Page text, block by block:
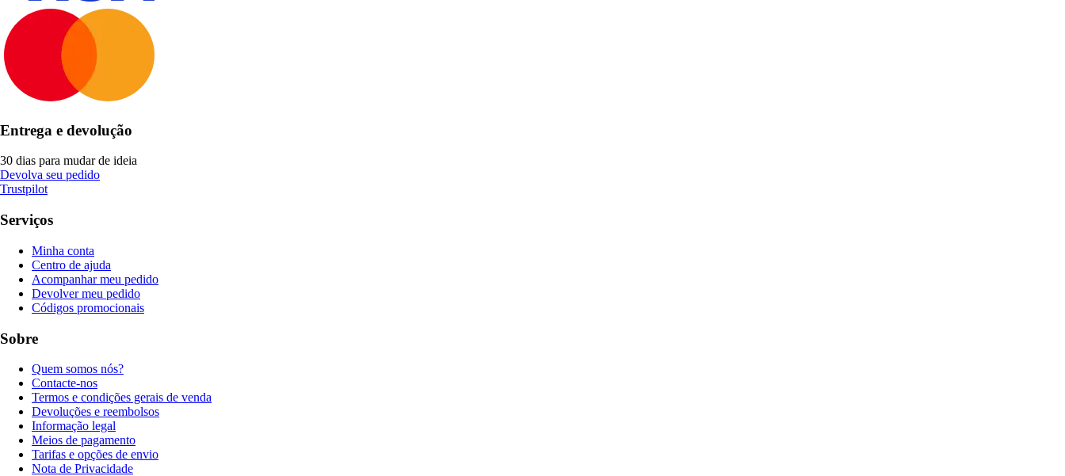
Entrega e devolução
30 dias para mudar de ideia
Devolva seu pedido
Trustpilot
Serviços
Minha conta
Centro de ajuda
Acompanhar meu pedido
Devolver meu pedido
Códigos promocionais
Sobre
Quem somos nós?
Contacte-nos
Termos e condições gerais de venda
Devoluções e reembolsos
Informação legal
Meios de pagamento
Tarifas e opções de envio
Nota de Privacidade